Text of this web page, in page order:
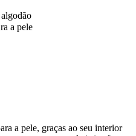
a pele
a pele, graças ao seu interior